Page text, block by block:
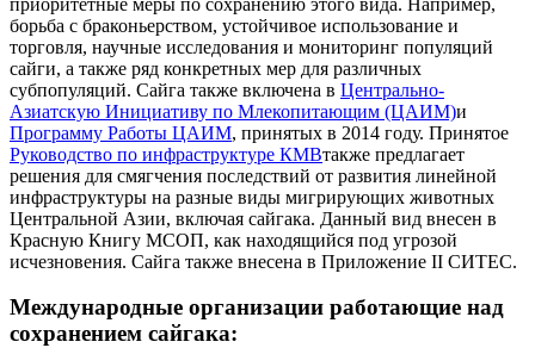
борьба с браконьерством, устойчивое использование и
торговля, научные исследования и мониторинг популяций
сайги, а также ряд конкретных мер для различных
субпопуляций. Сайга также включена в Центрально-
Азиатскую Инициативу по Млекопитающим (ЦАИМ)и
Программу Работы ЦАИМ, принятых в 2014 году. Принятое
Руководство по инфраструктуре КМВтакже предлагает
решения для смягчения последствий от развития линейной
инфраструктуры на разные виды мигрирующих животных
Центральной Азии, включая сайгака. Данный вид внесен в
Красную Книгу МСОП, как находящийся под угрозой
исчезновения. Сайга также внесена в Приложение II СИТЕС.
Международные организации работающие над
сохранением сайгака: